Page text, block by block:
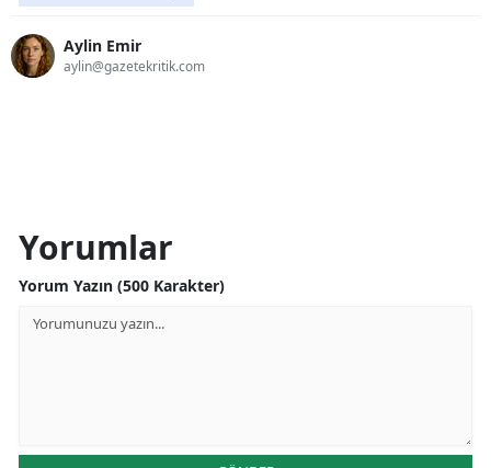
Aylin Emir
aylin@gazetekritik.com
Yorumlar
Yorum Yazın (500 Karakter)